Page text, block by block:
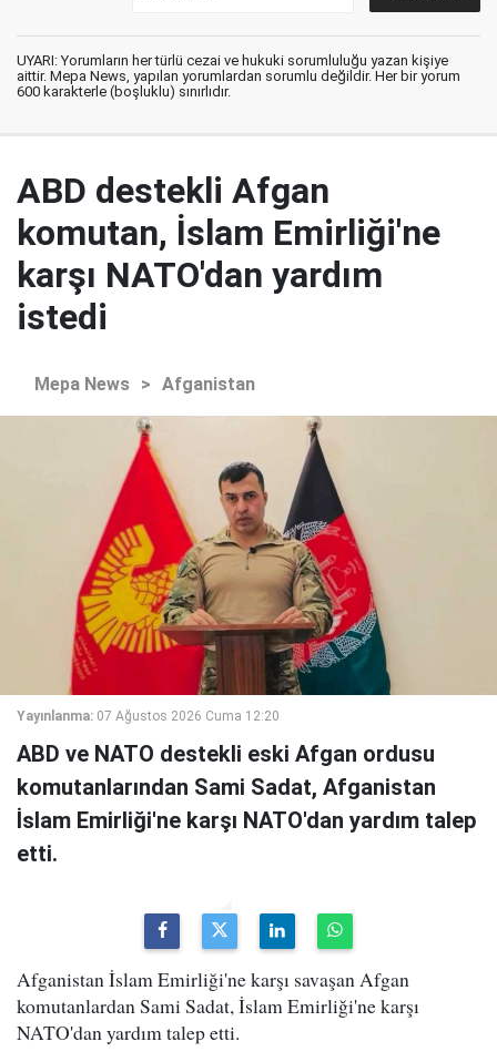
UYARI: Yorumların her türlü cezai ve hukuki sorumluluğu yazan kişiye
aittir. Mepa News, yapılan yorumlardan sorumlu değildir. Her bir yorum
600 karakterle (boşluklu) sınırlıdır.
ABD destekli Afgan
komutan, İslam Emirliği'ne
karşı NATO'dan yardım
istedi
Mepa News > Afganistan
Yayınlanma: 07 Ağustos 2026 Cuma 12:20
ABD ve NATO destekli eski Afgan ordusu
komutanlarından Sami Sadat, Afganistan
İslam Emirliği'ne karşı NATO'dan yardım talep
etti.
Afganistan İslam Emirliği'ne karşı savaşan Afgan
komutanlardan Sami Sadat, İslam Emirliği'ne karşı
NATO'dan yardım talep etti.